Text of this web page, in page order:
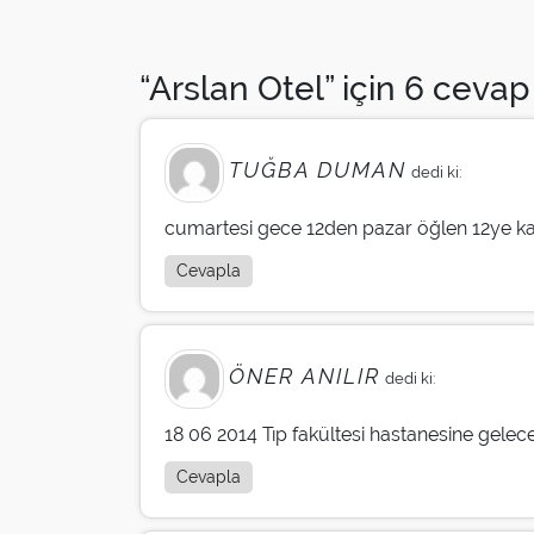
“Arslan Otel” için 6 cevap
TUĞBA DUMAN dedi ki:
cumartesi gece 12den pazar öğlen 12ye
Cevapla
ÖNER ANILIR dedi ki:
18 06 2014 Tıp fakültesi hastanesine
Cevapla